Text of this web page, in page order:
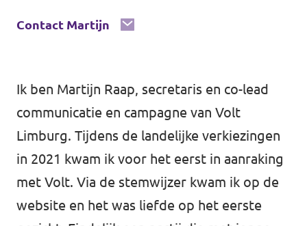
Contact Martijn
Ik ben Martijn Raap, secretaris en co-lead
communicatie en campagne van Volt
Limburg. Tijdens de landelijke verkiezingen
in 2021 kwam ik voor het eerst in aanraking
met Volt. Via de stemwijzer kwam ik op de
website en het was liefde op het eerste